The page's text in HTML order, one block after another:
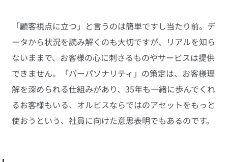
「顧客視点に立つ」と言うのは簡単ですし当たり前。デ
ータから状況を読み解くのも大切ですが、リアルを知ら
ないままで、お客様の心に刺さるものやサービスは提供
できません。「パーパソナリティ」の策定は、お客様理
解を深められる仕組みがあり、35年も一緒に歩んでくれ
るお客様もいる、オルビスならではのアセットをもっと
使おうという、社員に向けた意思表明でもあるのです。